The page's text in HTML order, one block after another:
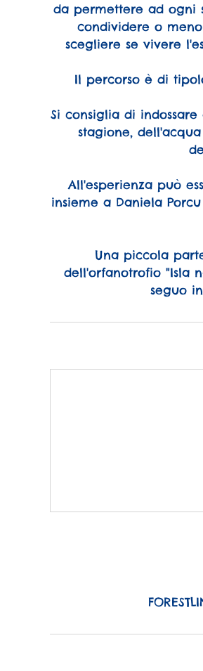
da permettere ad ogni
condividere o
scegliere se vivere
Il percorso è di
Si consiglia di
stagione,
All'esperienza può
insieme a Daniela
Una piccola
dell'orfanotrofio "Isla
seguo